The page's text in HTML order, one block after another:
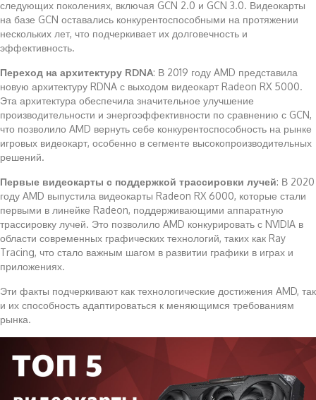
следующих поколениях, включая GCN 2.0 и GCN 3.0. Видеокарты
на базе GCN оставались конкурентоспособными на протяжении
нескольких лет, что подчеркивает их долговечность и
эффективность.
Переход на архитектуру RDNA: В 2019 году AMD представила
новую архитектуру RDNA с выходом видеокарт Radeon RX 5000.
Эта архитектура обеспечила значительное улучшение
производительности и энергоэффективности по сравнению с GCN,
что позволило AMD вернуть себе конкурентоспособность на рынке
игровых видеокарт, особенно в сегменте высокопроизводительных
решений.
Первые видеокарты с поддержкой трассировки лучей: В 2020
году AMD выпустила видеокарты Radeon RX 6000, которые стали
первыми в линейке Radeon, поддерживающими аппаратную
трассировку лучей. Это позволило AMD конкурировать с NVIDIA в
области современных графических технологий, таких как Ray
Tracing, что стало важным шагом в развитии графики в играх и
приложениях.
Эти факты подчеркивают как технологические достижения AMD, так
и их способность адаптироваться к меняющимся требованиям
рынка.